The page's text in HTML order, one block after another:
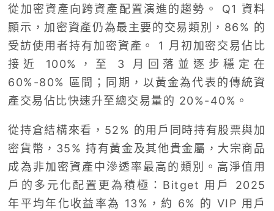
從加密資產向跨資產配置演進的趨勢。 Q1 資料
顯示，加密資產仍為最主要的交易類別，86% 的
受訪使用者持有加密資產。 1 月初加密交易佔比
接近 100%，至 3 月回落並逐步穩定在
60%-80% 區間；同期，以黃金為代表的傳統資
產交易佔比快速升至總交易量的 20%-40%。
從持倉結構來看，52% 的用戶同時持有股票與加
密貨幣，35% 持有黃金及其他貴金屬，大宗商品
成為非加密資產中滲透率最高的類別。高淨值用
戶的多元化配置更為積極：Bitget 用戶 2025
年平均年化收益率為 13%，約 6% 的 VIP 用戶